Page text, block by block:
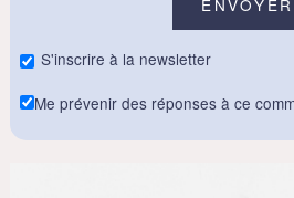
S'inscrire à la newsletter
Me prévenir des réponses à ce